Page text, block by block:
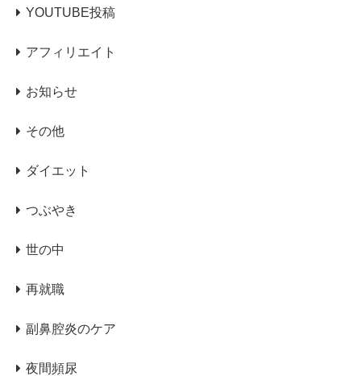
YOUTUBE投稿
アフィリエイト
お知らせ
その他
ダイエット
つぶやき
世の中
再就職
副鼻腔炎のケア
夜間頻尿